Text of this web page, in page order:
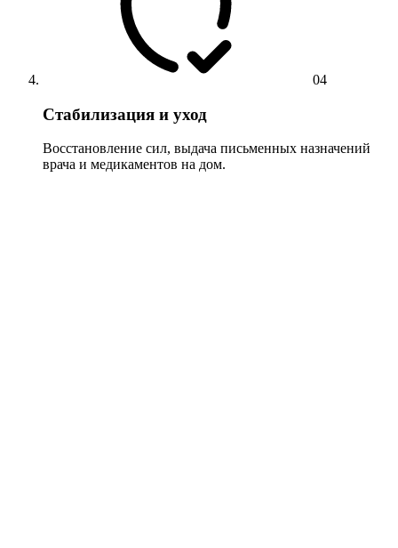
04
Стабилизация и уход
Восстановление сил, выдача письменных назначений
врача и медикаментов на дом.